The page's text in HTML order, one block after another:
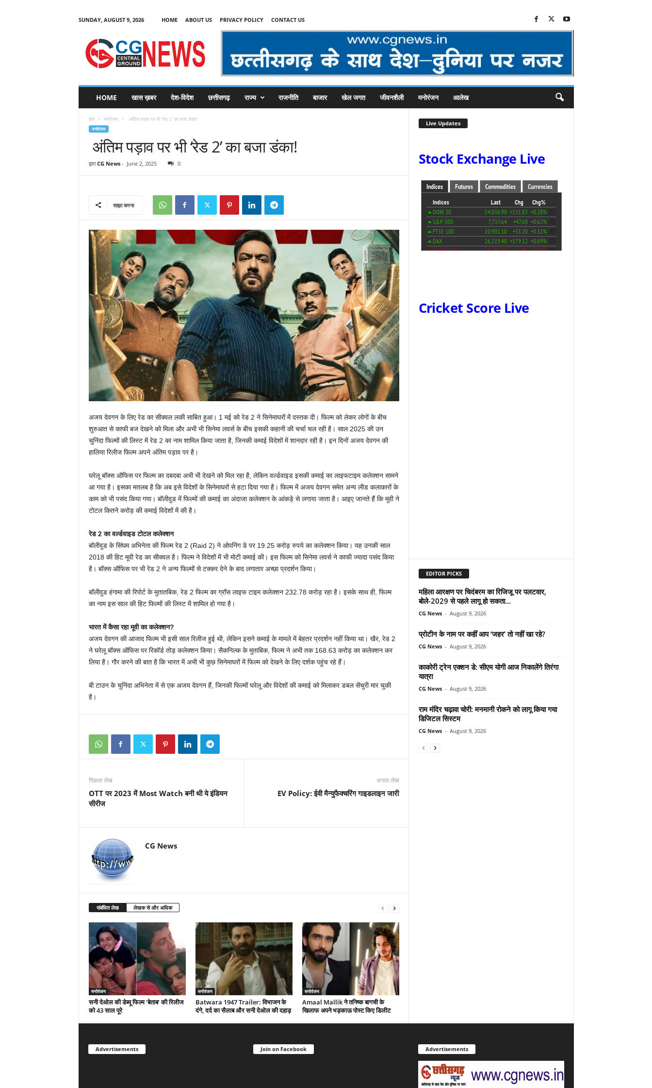
SUNDAY, AUGUST 9, 2026 HOME ABOUT US PRIVACY POLICY CONTACT US
C
HOME खास ख़बर देश-विदेश छत्तीसगढ़ राज्य राजनीति बाजार खेल जगत जीवनशैली मनोरंजन आलेख
होम मनोरंजन अंतिम पड़ाव पर भी ‘रेड 2’ का बजा डंका!
मनोरंजन
अंतिम पड़ाव पर भी ‘रेड 2’ का बजा डंका!
द्वारा CG News- June 2, 2025 0
साझा करना
अजय देवगन के लिए रेड का सीक्वल लकी साबित हुआ। 1 मई को रेड 2 ने सिनेमाघरों में दस्तक दी। फिल्म को लेकर लोगों के बीच
शुरुआत से काफी बज देखने को मिला और अभी भी सिनेमा लवर्स के बीच इसकी कहानी की चर्चा चल रही है। साल 2025 की उन
चुनिंदा फिल्मों की लिस्ट में रेड 2 का नाम शामिल किया जाता है, जिनकी कमाई विदेशों में शानदार रही है। इन दिनों अजय देवगन की
हालिया रिलीज फिल्म अपने अंतिम पड़ाव पर है।
घरेलू बॉक्स ऑफिस पर फिल्म का दबदबा अभी भी देखने को मिल रहा है, लेकिन वर्ल्डवाइड इसकी कमाई का लाइफटाइम कलेक्शन सामने
आ गया है। इसका मतलब है कि अब इसे विदेशों के सिनेमाघरों से हटा दिया गया है। फिल्म में अजय देवगन समेत अन्य लीड कलाकारों के
काम को भी पसंद किया गया। बॉलीवुड में फिल्मों की कमाई का अंदाजा कलेक्शन के आंकड़े से लगाया जाता है। आइए जानते हैं कि मूवी ने
टोटल कितने करोड़ की कमाई विदेशों में की है।
रेड 2 का वर्ल्डवाइड टोटल कलेक्शन
बॉलीवुड के सिंघम अभिनेता की फिल्म रेड 2 (Raid 2) ने ओपनिंग डे पर 19.25 करोड़ रुपये का कलेक्शन किया। यह उनकी साल
2018 की हिट मूवी रेड का सीक्वल है। फिल्म ने विदेशों में भी मोटी कमाई की। इस फिल्म को सिनेमा लवर्स ने काफी ज्यादा पसंद किया
है। बॉक्स ऑफिस पर भी रेड 2 ने अन्य फिल्मों से टक्कर देने के बाद लगातार अच्छा प्रदर्शन किया।
बॉलीवुड हंगामा की रिपोर्ट के मुतातबिक, रेड 2 फिल्म का ग्रॉस लाइफ टाइम कलेक्शन 232.78 करोड़ रहा है। इसके साथ ही, फिल्म
का नाम इस साल की हिट फिल्मों की लिस्ट में शामिल हो गया है।
भारत में कैसा रहा मूवी का कलेक्शन?
अजय देवगन की आजाद फिल्म भी इसी साल रिलीज हुई थी, लेकिन इसने कमाई के मामले में बेहतर प्रदर्शन नहीं किया था। खैर, रेड 2
ने घरेलू बॉक्स ऑफिस पर रिकॉर्ड तोड़ कलेक्शन किया। सैकनिल्क के मुताबिक, फिल्म ने अभी तक 168.63 करोड़ का कलेक्शन कर
लिया है। गौर करने की बात है कि भारत में अभी भी कुछ सिनेमाघरों में फिल्म को देखने के लिए दर्शक पहुंच रहे हैं।
बी टाउन के चुनिंदा अभिनेता में से एक अजय देवगन हैं, जिनकी फिल्मों घरेलू और विदेशों की कमाई को मिलाकर डबल सेंचुरी मार चुकी
है।
पिछला लेख
OTT पर 2023 में Most Watch बनी थी ये इंडियन
सीरीज
अगला लेख
EV Policy: ईवी मैन्युफैक्चरिंग गाइडलाइन जारी
CG News
संबंधित लेख लेखक से और अधिक
मनोरंजन
सनी देओल की डेब्यू फिल्म ‘बेताब’ की रिलीज
को 43 साल पूरे
मनोरंजन
Batwara 1947 Trailer: विभाजन के
दंगे, दर्द का सैलाब और सनी देओल की दहाड़
मनोरंजन
Amaal Mallik ने तनिष्क बागची के
खिलाफ अपने भड़काऊ पोस्ट किए डिलीट
Live Updates
Stock Exchange Live
Cricket Score Live
EDITOR PICKS
महिला आरक्षण पर चिदंबरम का रिजिजू पर पलटवार,
बोले-2029 से पहले लागू हो सकता...
CG News - August 9, 2026
प्रोटीन के नाम पर कहीं आप ‘जहर’ तो नहीं खा रहे?
CG News - August 9, 2026
काकोरी ट्रेन एक्शन डे: सीएम योगी आज निकालेंगे तिरंगा
यात्रा
CG News - August 9, 2026
राम मंदिर चढ़ावा चोरी: मनमानी रोकने को लागू किया गया
डिजिटल सिस्टम
CG News - August 9, 2026
Advertisements Join on Facebook Advertisements